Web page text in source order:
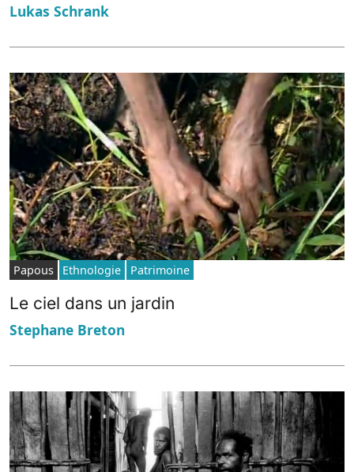
Lukas Schrank
Papous Ethnologie Patrimoine
Le ciel dans un jardin
Stephane Breton